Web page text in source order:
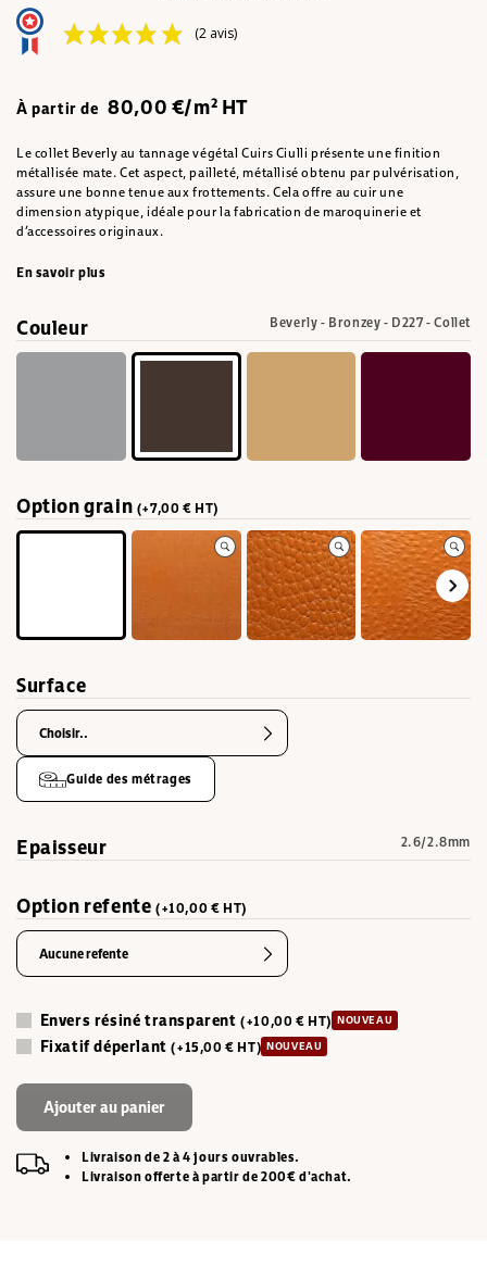
(2 avis)
À partir de 80,00 €/m² HT
Le collet Beverly au tannage végétal Cuirs Ciulli présente une finition
métallisée mate. Cet aspect, pailleté, métallisé obtenu par pulvérisation,
assure une bonne tenue aux frottements. Cela offre au cuir une
dimension atypique, idéale pour la fabrication de maroquinerie et
d’accessoires originaux.
En savoir plus
Couleur Beverly - Bronzey - D227 - Collet
Option grain (+7,00 € HT)
Surface
Choisir..
Guide des métrages
Epaisseur 2.6/2.8mm
Option refente (+10,00 € HT)
Aucune refente
Envers résiné transparent(+10,00 € HT) NOUVEAU
Fixatif déperlant(+15,00 € HT) NOUVEAU
Ajouter au panier
Livraison de 2 à 4 jours ouvrables.
Livraison offerte à partir de 200€ d'achat.